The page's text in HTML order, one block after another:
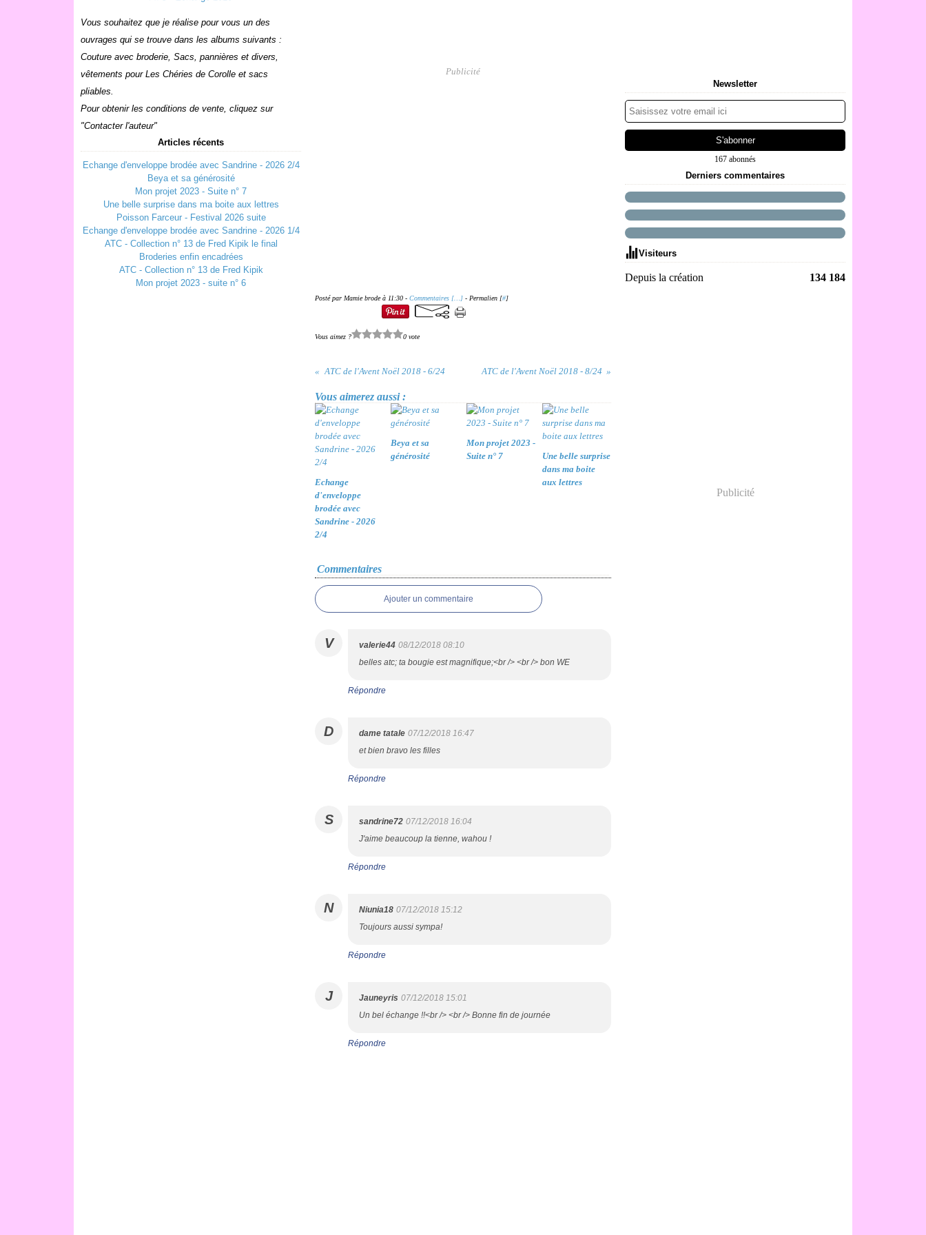
Vous souhaitez que je réalise pour vous un des
ouvrages qui se trouve dans les albums suivants :
Couture avec broderie, Sacs, pannières et divers,
vêtements pour Les Chéries de Corolle et sacs
pliables.
Pour obtenir les conditions de vente, cliquez sur
"Contacter l'auteur"
Articles récents
Echange d'enveloppe brodée avec Sandrine - 2026 2/4
Beya et sa générosité
Mon projet 2023 - Suite n° 7
Une belle surprise dans ma boite aux lettres
Poisson Farceur - Festival 2026 suite
Echange d'enveloppe brodée avec Sandrine - 2026 1/4
ATC - Collection n° 13 de Fred Kipik le final
Broderies enfin encadrées
ATC - Collection n° 13 de Fred Kipik
Mon projet 2023 - suite n° 6
Publicité
Posté par Mamie brode à 11:30 - Commentaires [ ] - Permalien [#]
Vous aimez ? 0 vote
ATC de l'Avent Noël 2018 - 6/24 ATC de l'Avent Noël 2018 - 8/24
Vous aimerez aussi :
Echange
d'enveloppe
brodée avec
Sandrine - 2026
2/4
Beya et sa
générosité
Mon projet 2023 -
Suite n° 7
Une belle surprise
dans ma boite
aux lettres
Commentaires
Ajouter un commentaire
V valerie44 08/12/2018 08:10
belles atc; ta bougie est magnifique;<br /> <br /> bon WE
Répondre
D dame tatale 07/12/2018 16:47
et bien bravo les filles
Répondre
S sandrine72 07/12/2018 16:04
J'aime beaucoup la tienne, wahou !
Répondre
N Niunia18 07/12/2018 15:12
Toujours aussi sympa!
Répondre
J Jauneyris 07/12/2018 15:01
Un bel échange !!<br /> <br /> Bonne fin de journée
Répondre
Newsletter
167 abonnés
Derniers commentaires
Visiteurs
Depuis la création 134 184
Publicité